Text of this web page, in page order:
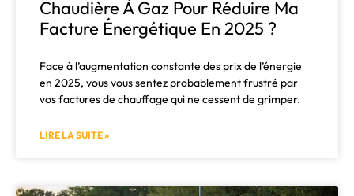
Chaudière À Gaz Pour Réduire Ma
Facture Énergétique En 2025 ?
Face à l’augmentation constante des prix de l’énergie
en 2025, vous vous sentez probablement frustré par
vos factures de chauffage qui ne cessent de grimper.
LIRE LA SUITE »